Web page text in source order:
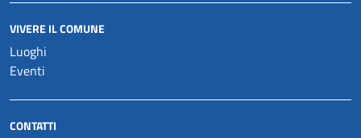
VIVERE IL COMUNE
Luoghi
Eventi
CONTATTI